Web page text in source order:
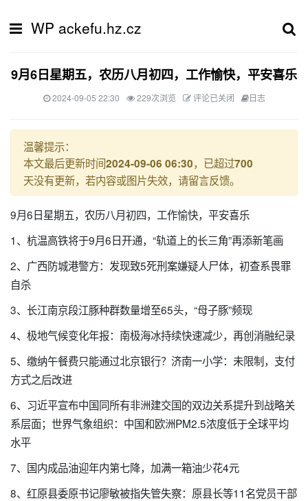
WP ackefu.hz.cz
9月6日星期五，农历八月初四，工作愉快，平安喜乐
2024-09-05 22:30 229次浏览 评论已关闭 日志
温馨提示：
本文最后更新时间2024-09-06 06:30，已超过700
天没有更新，若内容或图片失效，请留言反馈。
9月6日星期五，农历八月初四，工作愉快，平安喜乐
1、杭温高铁将于9月6日开通，“轨道上的长三角”再添新笔画
2、广西防城港警方：发现致5死刑案嫌疑人尸体，初查系畏罪
自杀
3、长江南京段江豚种群数量增至65头，“母子豚”频现
4、极地气候变化年报：南极海冰持续快速减少，再创消融纪录
5、缴纳午餐费只能通过北京银行？济南一小学：未限制，支付
方式之后改进
6、习近平宣布中国同所有非洲建交国的双边关系提升到战略关
系层面；世界气象组织：中国和欧洲PM2.5浓度低于全球平均
水平
7、国内成品油迎年内第七降，加满一箱油少花4元
8、红原县委原书记廖敏被指失管失察：原县长等11名党员干部